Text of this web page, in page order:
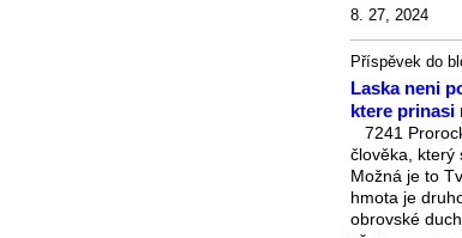
8. 27, 2024
Příspěvek do
Laska neni
ktere prinasi
7241
člověka, který
Možná je to
hmota je
obrovské